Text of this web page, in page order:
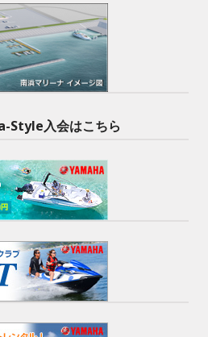
Style入会はこちら